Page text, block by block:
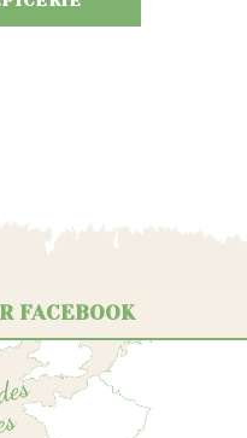
FACEBOOK